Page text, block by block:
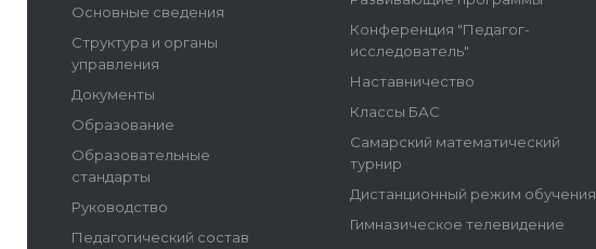
Основные сведения
Структура и органы
управления
Документы
Образование
Образовательные
стандарты
Руководство
Педагогический состав
Конференция "Педагог-
исследователь"
Наставничество
Классы БАС
Самарский математический
турнир
Дистанционный режим обучения
Гимназическое телевидение